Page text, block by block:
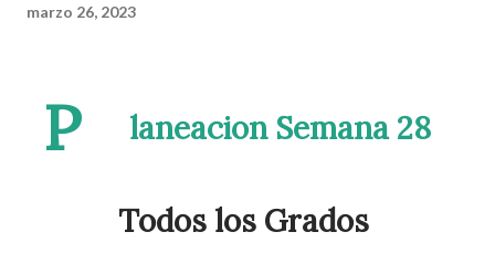
marzo 26, 2023
P laneacion Semana 28
Todos los Grados